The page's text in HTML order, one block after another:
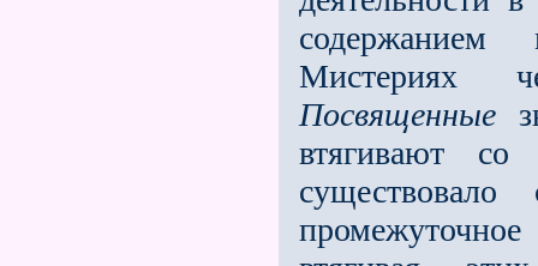
Мистериях
Посвященные
втягивают